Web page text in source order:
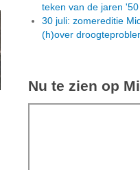
teken van de jaren
30 juli: zomereditie
(h)over
Nu te zien op